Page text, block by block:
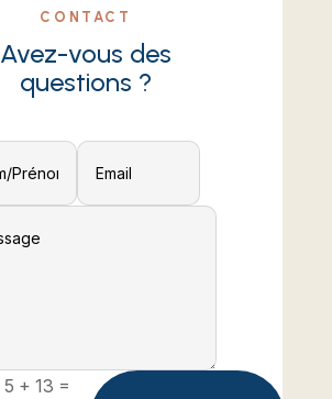
CONTACT
Avez-vous des
questions ?
5 + 13 =